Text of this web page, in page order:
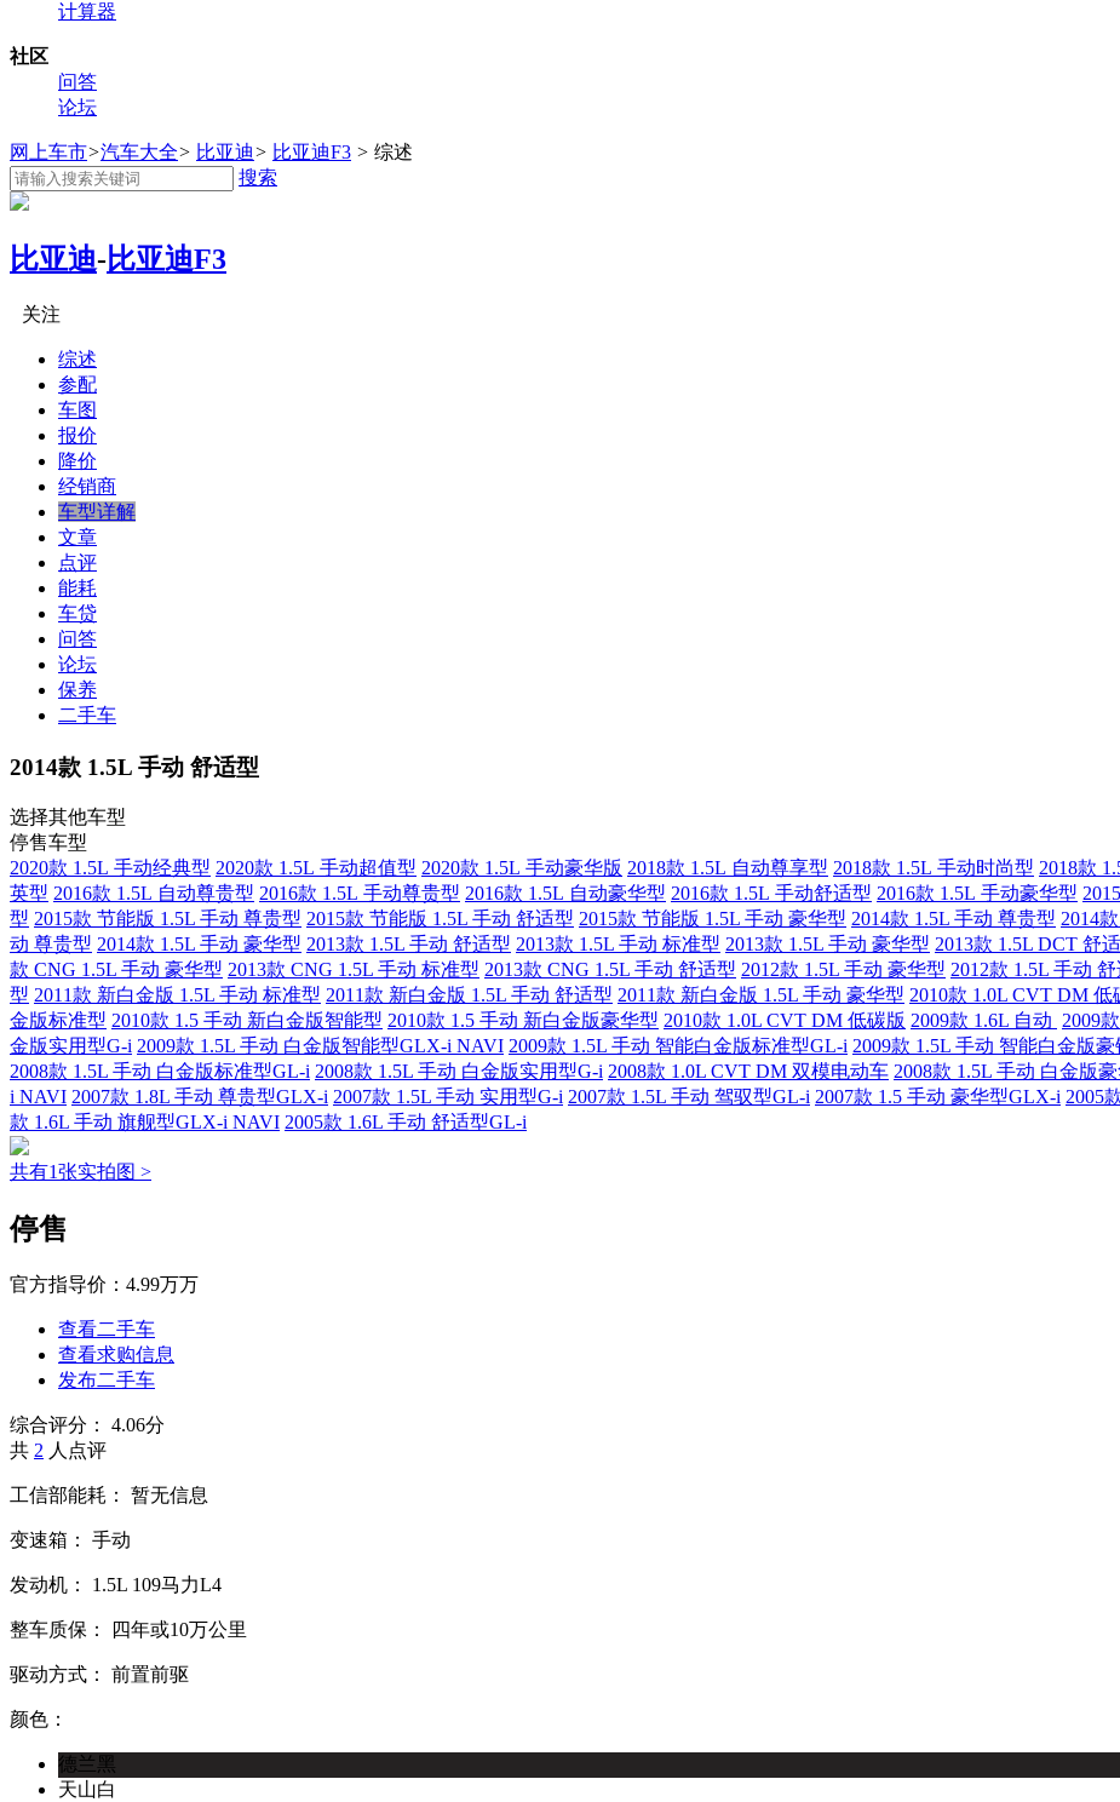
计算器
社区
问答
论坛
网上车市>汽车大全> 比亚迪> 比亚迪F3 > 综述
搜索
比亚迪-比亚迪F3
关注
综述
参配
车图
报价
降价
经销商
车型详解
文章
点评
能耗
车贷
问答
论坛
保养
二手车
2014款 1.5L 手动 舒适型
选择其他车型
停售车型
2020款 1.5L 手动经典型 2020款 1.5L 手动超值型 2020款 1.5L 手动豪华版 2018款 1.5L 自动尊享型 2018款 1.5L 手动时尚型 2018款
英型 2016款 1.5L 自动尊贵型 2016款 1.5L 手动尊贵型 2016款 1.5L 自动豪华型 2016款 1.5L 手动舒适型 2016款 1.5L 手动豪华型
型 2015款 节能版 1.5L 手动 尊贵型 2015款 节能版 1.5L 手动 舒适型 2015款 节能版 1.5L 手动 豪华型 2014款 1.5L 手动 尊贵型 2014
动 尊贵型 2014款 1.5L 手动 豪华型 2013款 1.5L 手动 舒适型 2013款 1.5L 手动 标准型 2013款 1.5L 手动 豪华型 2013款 1.5L DCT 舒
款 CNG 1.5L 手动 豪华型 2013款 CNG 1.5L 手动 标准型 2013款 CNG 1.5L 手动 舒适型 2012款 1.5L 手动 豪华型 2012款 1.5L 手动
型 2011款 新白金版 1.5L 手动 标准型 2011款 新白金版 1.5L 手动 舒适型 2011款 新白金版 1.5L 手动 豪华型 2010款 1.0L CVT DM 低
金版标准型 2010款 1.5 手动 新白金版智能型 2010款 1.5 手动 新白金版豪华型 2010款 1.0L CVT DM 低碳版 2009款 1.6L 自动 2009
金版实用型G-i 2009款 1.5L 手动 白金版智能型GLX-i NAVI 2009款 1.5L 手动 智能白金版标准型GL-i 2009款 1.5L 手动 智能白金版
2008款 1.5L 手动 白金版标准型GL-i 2008款 1.5L 手动 白金版实用型G-i 2008款 1.0L CVT DM 双模电动车 2008款 1.5L 手动 白金版
i NAVI 2007款 1.8L 手动 尊贵型GLX-i 2007款 1.5L 手动 实用型G-i 2007款 1.5L 手动 驾驭型GL-i 2007款 1.5 手动 豪华型GLX-i 2005
款 1.6L 手动 旗舰型GLX-i NAVI 2005款 1.6L 手动 舒适型GL-i
共有1张实拍图 >
停售
官方指导价： 4.99万万
查看二手车
查看求购信息
发布二手车
综合评分：
4.06分
共 2 人点评
工信部能耗： 暂无信息
变速箱： 手动
发动机： 1.5L 109马力L4
整车质保： 四年或10万公里
驱动方式： 前置前驱
颜色：
德兰黑
天山白